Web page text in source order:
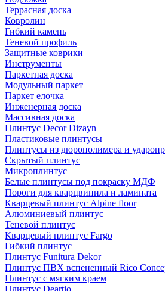
Террасная доска
Ковролин
Гибкий камень
Теневой профиль
Защитные коврики
Инструменты
Паркетная доска
Модульный паркет
Паркет елочка
Инженерная доска
Массивная доска
Плинтус Decor Dizayn
Пластиковые плинтусы
Плинтусы из дюрополимера и
Скрытый плинтус
Микроплинтус
Белые плинтусы под покраску МДФ
Пороги для кварцвинила и ламината
Кварцевый плинтус Alpine floor
Алюминиевый плинтус
Теневой плинтус
Кварцевый плинтус Fargo
Гибкий плинтус
Плинтус Funitura Dekor
Плинтус ПВХ вспененный Rico
Плинтус с мягким краем
Плинтус Deartio